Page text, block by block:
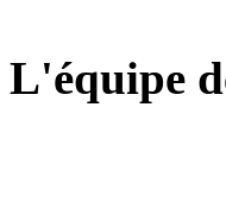
L'équipe